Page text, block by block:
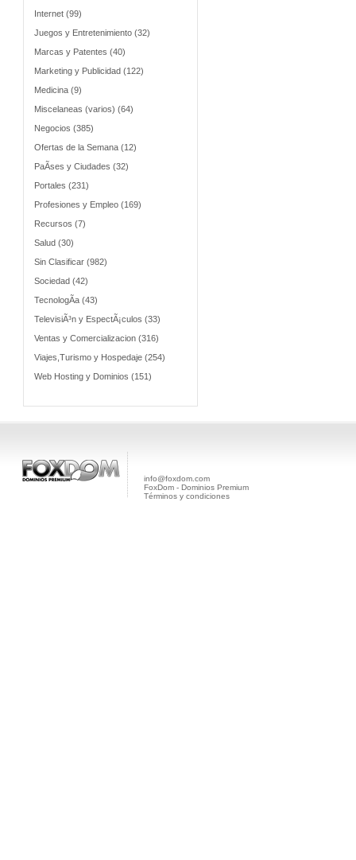
Internet (99)
Juegos y Entretenimiento (32)
Marcas y Patentes (40)
Marketing y Publicidad (122)
Medicina (9)
Miscelaneas (varios) (64)
Negocios (385)
Ofertas de la Semana (12)
PaÃ­ses y Ciudades (32)
Portales (231)
Profesiones y Empleo (169)
Recursos (7)
Salud (30)
Sin Clasificar (982)
Sociedad (42)
TecnologÃ­a (43)
TelevisiÃ³n y EspectÃ¡culos (33)
Ventas y Comercializacion (316)
Viajes,Turismo y Hospedaje (254)
Web Hosting y Dominios (151)
info@foxdom.com
FoxDom - Dominios Premium
Términos y condiciones